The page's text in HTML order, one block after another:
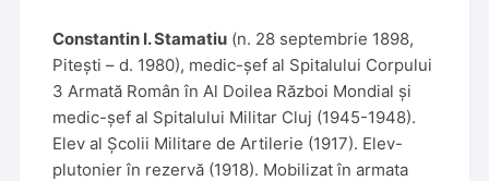
Constantin I. Stamatiu (n. 28 septembrie 1898,
Pitești – d. 1980), medic-șef al Spitalului Corpului
3 Armată Român în Al Doilea Război Mondial și
medic-șef al Spitalului Militar Cluj (1945-1948).
Elev al Școlii Militare de Artilerie (1917). Elev-
plutonier în rezervă (1918). Mobilizat în armata